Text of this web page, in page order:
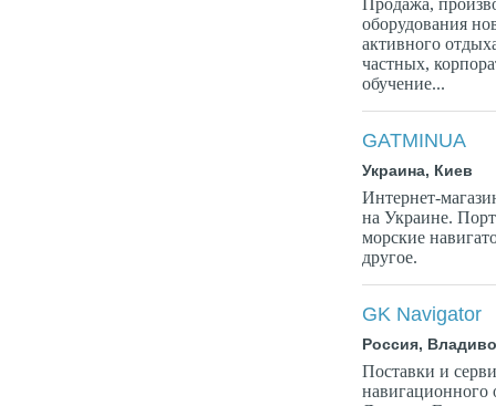
Продажа,
оборудования
активного
частных,
обучение...
GATMINUA
Украина, Киев
Интернет-
на Украине.
морские
другое.
GK Navigator
Россия,
Поставки и
навигационного